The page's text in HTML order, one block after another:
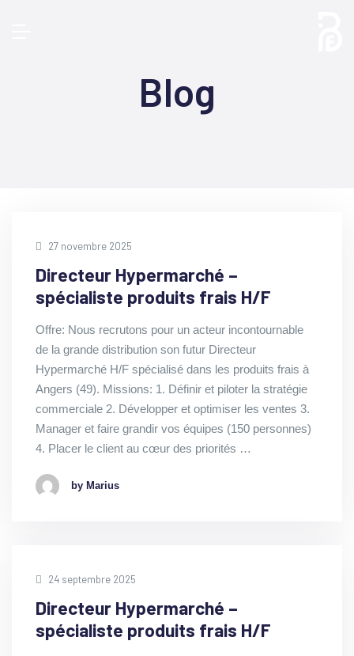
Blog
27 novembre 2025
Directeur Hypermarché –
spécialiste produits frais H/F
Offre: Nous recrutons pour un acteur incontournable
de la grande distribution son futur Directeur
Hypermarché H/F spécialisé dans les produits frais à
Angers (49). Missions: 1. Définir et piloter la stratégie
commerciale 2. Développer et optimiser les ventes 3.
Manager et faire grandir vos équipes (150 personnes)
4. Placer le client au cœur des priorités …
by Marius
24 septembre 2025
Directeur Hypermarché –
spécialiste produits frais H/F